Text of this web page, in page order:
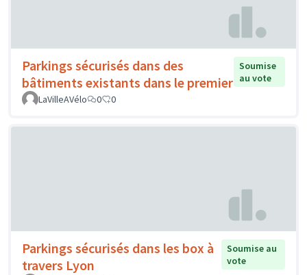
Parkings sécurisés dans des
bâtiments existants dans le premier
Soumise
au vote
LaVilleAVélo
0 0
Parkings sécurisés dans les box à
travers Lyon
Soumise au
vote